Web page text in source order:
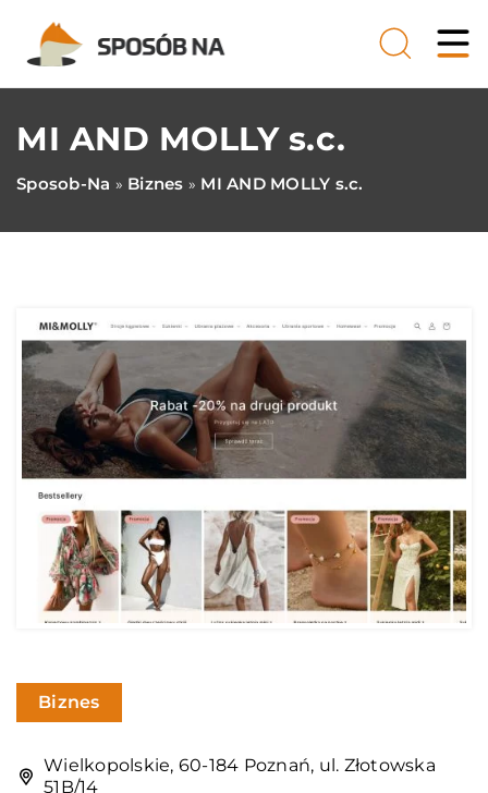
MI AND MOLLY s.c.
Sposob-Na » Biznes » MI AND MOLLY s.c.
Biznes
Wielkopolskie, 60-184 Poznań, ul. Złotowska
51B/14